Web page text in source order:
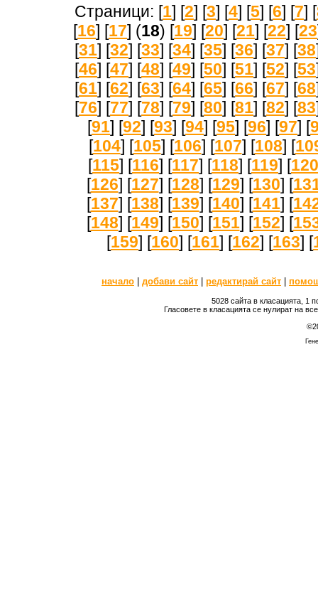
Страници: [1] [2] [3] [4] [5] [6] [7] [
[16] [17] (18) [19] [20] [21] [22] [23
[31] [32] [33] [34] [35] [36] [37] [38
[46] [47] [48] [49] [50] [51] [52] [53
[61] [62] [63] [64] [65] [66] [67] [68
[76] [77] [78] [79] [80] [81] [82] [83
[91] [92] [93] [94] [95] [96] [97] [
[104] [105] [106] [107] [108] [
[115] [116] [117] [118] [119] [120
[126] [127] [128] [129] [130] [
[137] [138] [139] [140] [141] [
[148] [149] [150] [151] [152] [
[159] [160] [161] [162] [163] [
начало | добави сайт | редактирай сайт |
5028 сайта в класацията, 1
Гласовете в класацията се нулират на